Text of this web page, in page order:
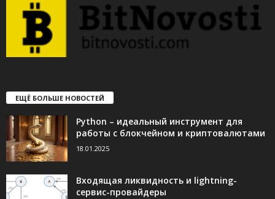
ЕЩЁ БОЛЬШЕ НОВОСТЕЙ
Python – идеальный инструмент для
работы с блокчейном и криптовалютами
18.01.2025
Входящая ликвидность и lightning-
сервис-провайдеры